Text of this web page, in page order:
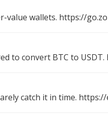
value wallets. https://
to convert BTC to USDT.
catch it in time.